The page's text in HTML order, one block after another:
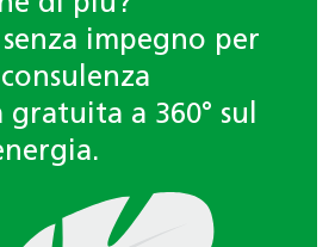
impegno per
a 360° sul